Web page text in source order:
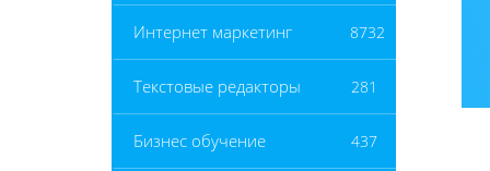
Интернет маркетинг 8732
Текстовые редакторы 281
Бизнес обучение 437